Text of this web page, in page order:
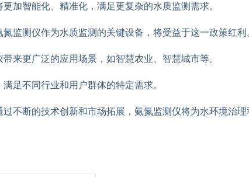
加智能化、精准化，满足更复杂的水质监测需求。
监测仪作为水质监测的关键设备，将受益于这一政策红利
来更广泛的应用场景，如智慧农业、智慧城市等。
足不同行业和用户群体的特定需求。
不断的技术创新和市场拓展，氨氮监测仪将为水环境治理